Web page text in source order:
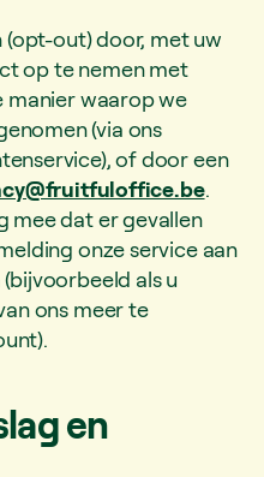
out) door, met uw
op te nemen met
waarop we
(via ons
of door een
.
mee dat er gevallen
onze service aan
als u
ons meer te
en